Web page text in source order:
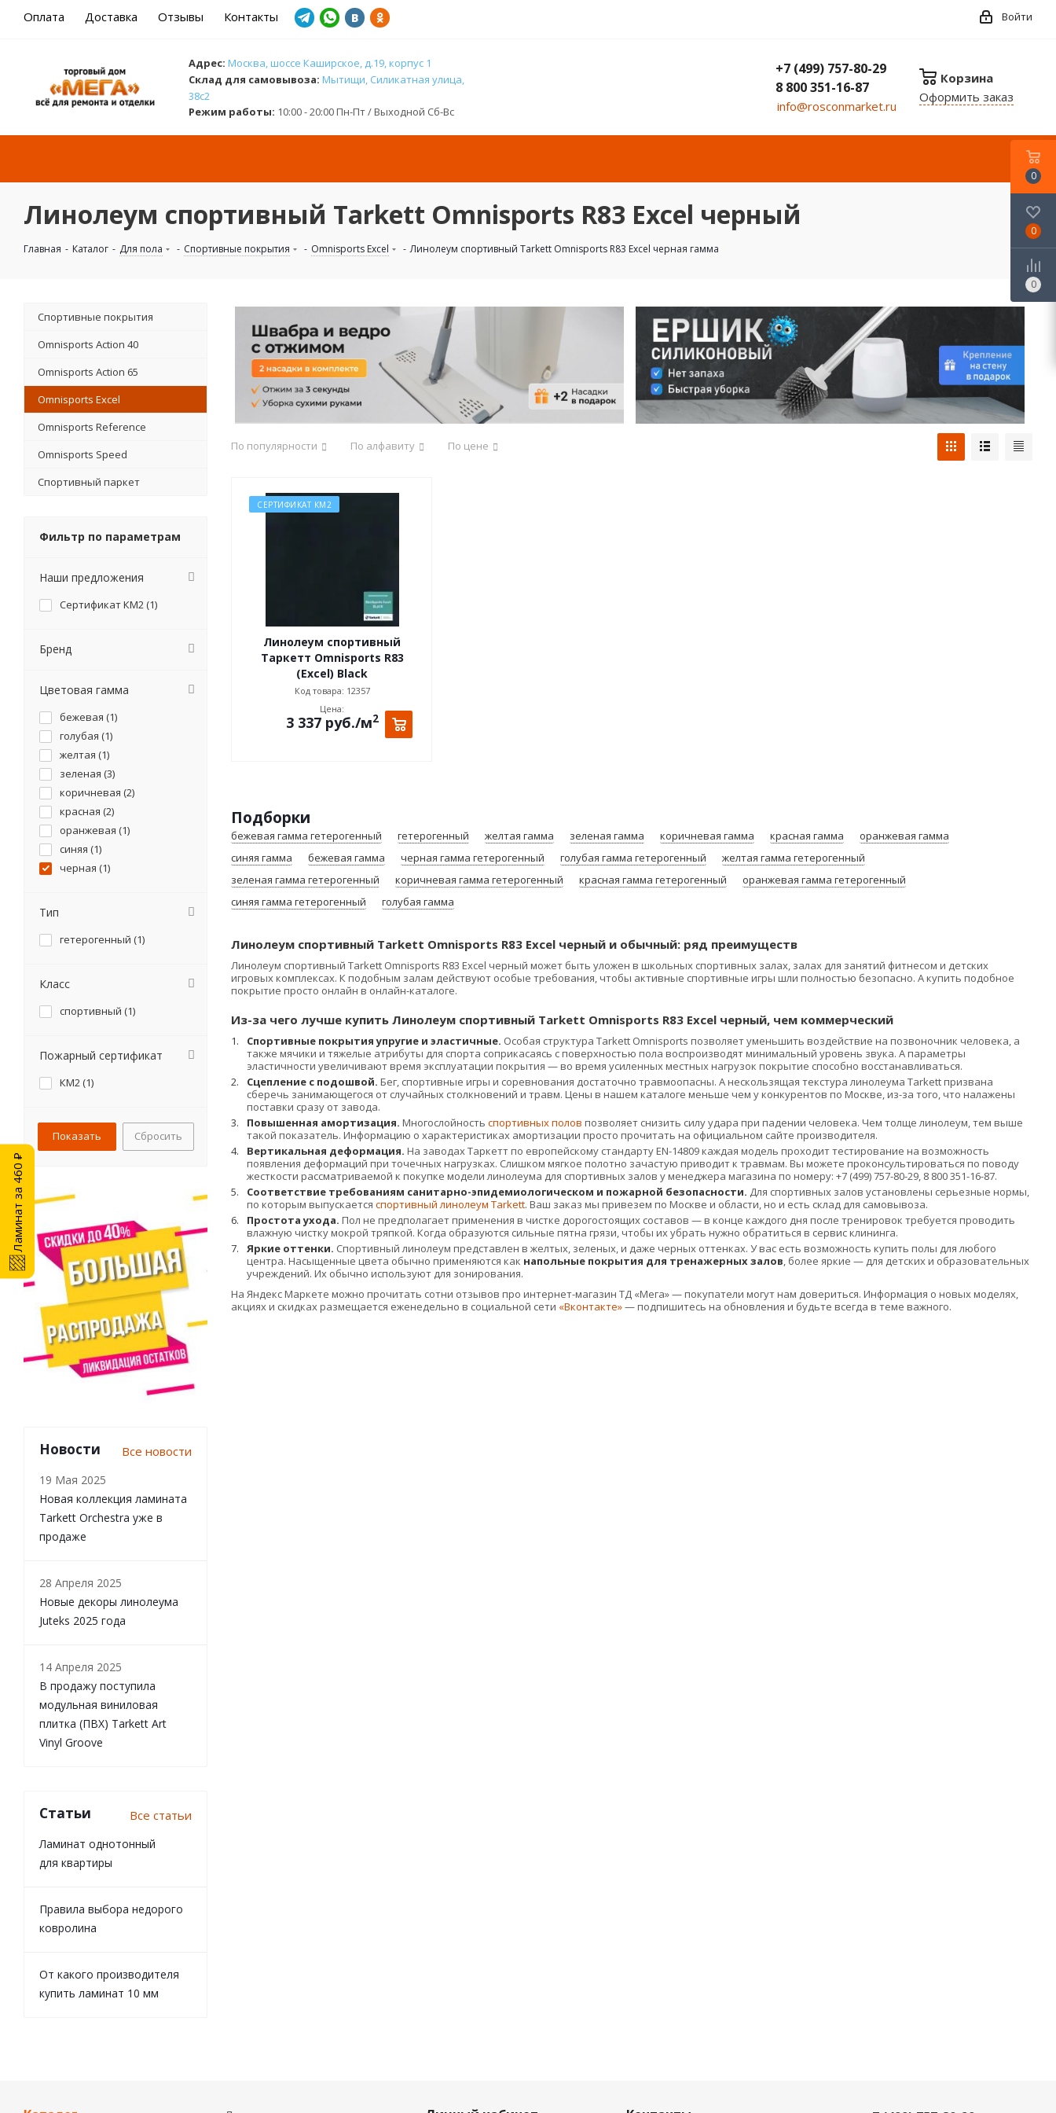
Оплата Доставка Отзывы Контакты Войти
Адрес: Москва, шоссе Каширское, д.19, корпус 1
Cклад для самовывоза: Мытищи, Силикатная улица,
38с2
Режим работы: 10:00 - 20:00 Пн-Пт / Выходной Сб-Вс
+7 (499) 757-80-29
8 800 351-16-87
info@rosconmarket.ru
Корзина
Оформить заказ
Линолеум спортивный Tarkett Omnisports R83 Excel черный
Главная - Каталог - Для пола - Спортивные покрытия - Omnisports Excel - Линолеум спортивный Tarkett Omnisports R83 Excel черная гамма
По популярности По алфавиту По цене
СЕРТИФИКАТ КМ2
Линолеум спортивный
Таркетт Omnisports R83
(Excel) Black
Код товара: 12357
Цена:
3 337руб./м2
Подборки
бежевая гамма гетерогенный гетерогенный желтая гамма зеленая гамма коричневая гамма красная гамма
оранжевая гамма
синяя гамма
бежевая гамма черная гамма гетерогенный голубая гамма гетерогенный
желтая гамма гетерогенный
зеленая гамма гетерогенный
коричневая гамма гетерогенный красная гамма гетерогенный
оранжевая гамма гетерогенный
синяя гамма гетерогенный
голубая гамма
Линолеум спортивный Tarkett Omnisports R83 Excel черный и обычный: ряд преимуществ
Линолеум спортивный Tarkett Omnisports R83 Excel черный может быть уложен в школьных спортивных залах, залах для занятий фитнесом и детских
игровых комплексах. К подобным залам действуют особые требования, чтобы активные спортивные игры шли полностью безопасно. А купить подобное
покрытие просто онлайн в онлайн-каталоге.
Из-за чего лучше купить Линолеум спортивный Tarkett Omnisports R83 Excel черный, чем коммерческий
Спортивные покрытия упругие и эластичные. Особая структура Tarkett Omnisports позволяет уменьшить воздействие на позвоночник человека, а
также мячики и тяжелые атрибуты для спорта соприкасаясь с поверхностью пола воспроизводят минимальный уровень звука. А параметры
эластичности увеличивают время эксплуатации покрытия — во время усиленных местных нагрузок покрытие способно восстанавливаться.
Сцепление с подошвой. Бег, спортивные игры и соревнования достаточно травмоопасны. А нескользящая текстура линолеума Tarkett призвана
сберечь занимающегося от случайных столкновений и травм. Цены в нашем каталоге меньше чем у конкурентов по Москве, из-за того, что налажены
поставки сразу от завода.
Повышенная амортизация. Многослойность спортивных полов позволяет снизить силу удара при падении человека. Чем толще линолеум, тем выше
такой показатель. Информацию о характеристиках амортизации просто прочитать на официальном сайте производителя.
Вертикальная деформация. На заводах Таркетт по европейскому стандарту EN-14809 каждая модель проходит тестирование на возможность
появления деформаций при точечных нагрузках. Слишком мягкое полотно зачастую приводит к травмам. Вы можете проконсультироваться по поводу
жесткости рассматриваемой к покупке модели линолеума для спортивных залов у менеджера магазина по номеру: +7 (499) 757-80-29, 8 800 351-16-87.
Соответствие требованиям санитарно-эпидемиологическом и пожарной безопасности. Для спортивных залов установлены серьезные нормы,
по которым выпускается спортивный линолеум Tarkett. Ваш заказ мы привезем по Москве и области, но и есть склад для самовывоза.
Простота ухода. Пол не предполагает применения в чистке дорогостоящих составов — в конце каждого дня после тренировок требуется проводить
влажную чистку мокрой тряпкой. Когда образуются сильные пятна грязи, чтобы их убрать нужно обратиться в сервис клининга.
Яркие оттенки. Спортивный линолеум представлен в желтых, зеленых, и даже черных оттенках. У вас есть возможность купить полы для любого
центра. Насыщенные цвета обычно применяются как напольные покрытия для тренажерных залов , более яркие — для детских и образовательных
учреждений. Их обычно используют для зонирования.
На Яндекс Маркете можно прочитать сотни отзывов про интернет-магазин ТД «Мега» — покупатели могут нам довериться. Информация о новых моделях,
акциях и скидках размещается еженедельно в социальной сети «Вконтакте»— подпишитесь на обновления и будьте всегда в теме важного.
Спортивные покрытия
Omnisports Action 40
Omnisports Action 65
Omnisports Excel
Omnisports Reference
Omnisports Speed
Спортивный паркет
Фильтр по параметрам
Наши предложения
Сертификат КМ2 (1)
Бренд
Цветовая гамма
бежевая (1)
голубая (1)
желтая (1)
зеленая (3)
коричневая (2)
красная (2)
оранжевая (1)
синяя (1)
черная (1)
Тип
гетерогенный (1)
Класс
спортивный (1)
Пожарный сертификат
КМ2 (1)
Сбросить
Новости Все новости
19 Мая 2025
Новая коллекция ламината
Tarkett Orchestra уже в
продаже
28 Апреля 2025
Новые декоры линолеума
Juteks 2025 года
14 Апреля 2025
В продажу поступила
модульная виниловая
плитка (ПВХ) Tarkett Art
Vinyl Groove
Статьи Все статьи
Ламинат однотонный
для квартиры
Правила выбора недорого
ковролина
От какого производителя
купить ламинат 10 мм
0
0
0
Ламинат за 460 ₽